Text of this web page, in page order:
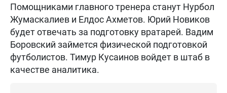
Помощниками главного тренера станут Нурбол
Жумаскалиев и Елдос Ахметов. Юрий Новиков
будет отвечать за подготовку вратарей. Вадим
Боровский займется физической подготовкой
футболистов. Тимур Кусаинов войдет в штаб в
качестве аналитика.